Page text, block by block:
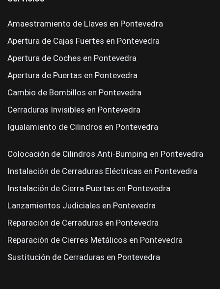
Amaestramiento de Llaves en Pontevedra
Apertura de Cajas Fuertes en Pontevedra
Apertura de Coches en Pontevedra
Apertura de Puertas en Pontevedra
Cambio de Bombillos en Pontevedra
Cerraduras Invisibles en Pontevedra
Igualamiento de Cilindros en Pontevedra
Colocación de Cilindros Anti-Bumping en Pontevedra
Instalación de Cerraduras Eléctricas en Pontevedra
Instalación de Cierra Puertas en Pontevedra
Lanzamientos Judiciales en Pontevedra
Reparación de Cerraduras en Pontevedra
Reparación de Cierres Metálicos en Pontevedra
Sustitución de Cerraduras en Pontevedra